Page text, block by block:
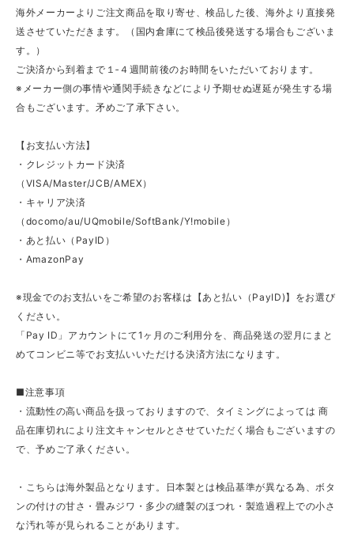
海外メーカーよりご注文商品を取り寄せ、検品した後、海外より直接発
送させていただきます。（国内倉庫にて検品後発送する場合もございま
す。）
ご決済から到着まで１‐４週間前後のお時間をいただいております。
※メーカー側の事情や通関手続きなどにより予期せぬ遅延が発生する場
合もございます。矛めご了承下さい。
【お支払い方法】
・クレジットカード決済
（VISA/Master/JCB/AMEX）
・キャリア決済
（docomo/au/UQmobile/SoftBank/Y!mobile）
・あと払い（PayID）
・AmazonPay
※現金でのお支払いをご希望のお客様は【あと払い（PayID)】をお選び
ください。
「Pay ID」アカウントにて1ヶ月のご利用分を、商品発送の翌月にまと
めてコンビニ等でお支払いいただける決済方法になります。
■注意事項
・流動性の高い商品を扱っておりますので、タイミングによっては 商
品在庫切れにより注文キャンセルとさせていただく場合もございますの
で、予めご了承ください。
・こちらは海外製品となります。日本製とは検品基準が異なる為、ボタ
ンの付けの甘さ・畳みジワ・多少の縫製のほつれ・製造過程上での小さ
な汚れ等が見られることがあります。